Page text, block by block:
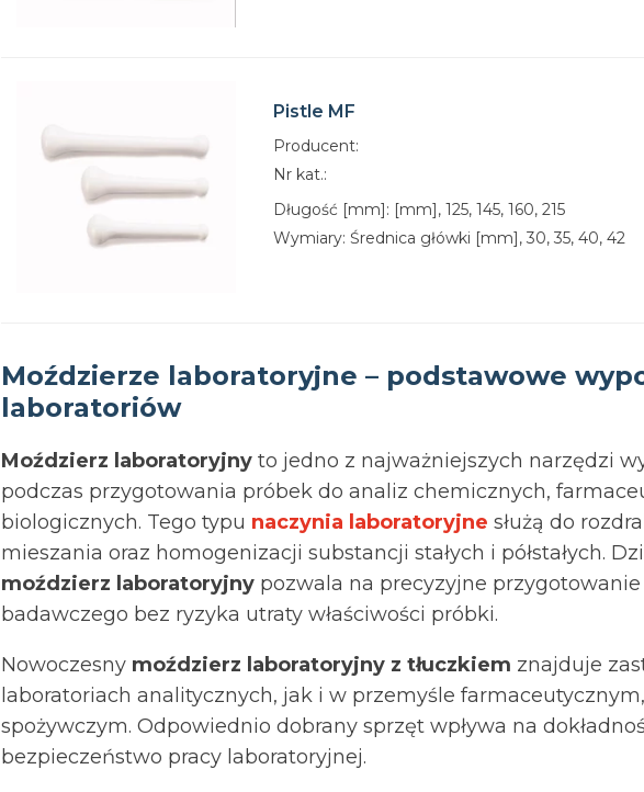
Pistle MF
Producent:
Nr kat.:
Długość [mm]: [mm], 125, 145, 160, 215
Wymiary: Średnica główki [mm], 30, 35, 40, 42
Moździerze laboratoryjne – podstawowe
laboratoriów
Moździerz laboratoryjny to jedno z najważniejszych narzędzi
podczas przygotowania próbek do analiz chemicznych,
biologicznych. Tego typu naczynia laboratoryjne służą do
mieszania oraz homogenizacji substancji stałych i półstałych.
moździerz laboratoryjny pozwala na precyzyjne przygotowanie
badawczego bez ryzyka utraty właściwości próbki.
Nowoczesny moździerz laboratoryjny z tłuczkiem znajduje
laboratoriach analitycznych, jak i w przemyśle
spożywczym. Odpowiednio dobrany sprzęt wpływa na
bezpieczeństwo pracy laboratoryjnej.